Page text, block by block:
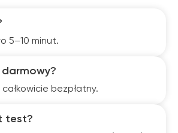
5–10 minut.
całkowicie bezpłatny.
test?